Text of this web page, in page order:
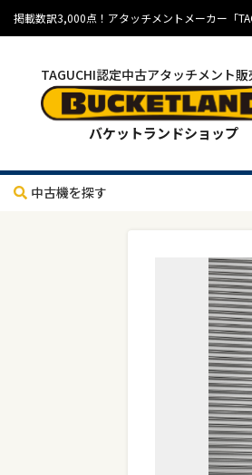
掲載数訳3,000点！アタッチメントメーカー「
TAGUCHI認定中古アタッチメント販
バケットランドショップ
中古機を探す